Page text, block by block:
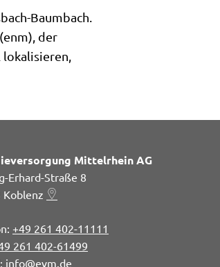
Baumbach.
der
Mittelrhein AG
Erhard-Straße 8
Koblenz
+49 261 402-11111
261 402-61499
info@evm.de